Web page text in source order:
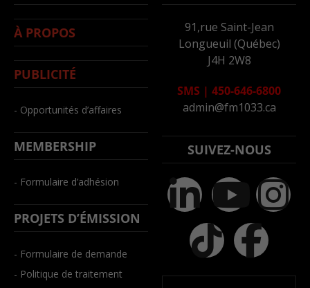
À PROPOS
PUBLICITÉ
- Opportunités d’affaires
MEMBERSHIP
- Formulaire d’adhésion
PROJETS D’ÉMISSION
- Formulaire de demande
- Politique de traitement
91,rue Saint-Jean
Longueuil (Québec)
J4H 2W8
SMS | 450-646-6800
admin@fm1033.ca
SUIVEZ-NOUS